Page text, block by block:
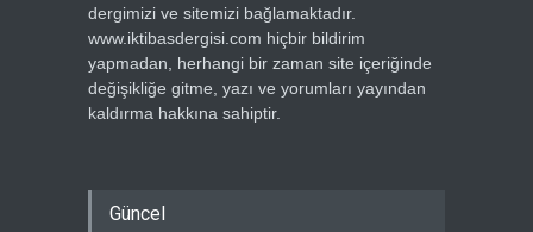
dergimizi ve sitemizi bağlamaktadır.
www.iktibasdergisi.com hiçbir bildirim
yapmadan, herhangi bir zaman site içeriğinde
değişikliğe gitme, yazı ve yorumları yayından
kaldırma hakkına sahiptir.
Güncel